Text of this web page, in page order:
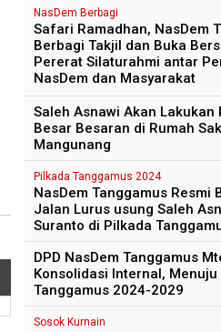
NasDem Berbagi
Safari Ramadhan, NasDem
Berbagi Takjil dan Buka
Pererat Silaturahmi antar
NasDem dan Masyarakat
Saleh Asnawi Akan Lakukan
Besar Besaran di Rumah
Mangunang
Pilkada Tanggamus 2024
NasDem Tanggamus Resmi
Jalan Lurus usung Saleh
Suranto di Pilkada
DPD NasDem Tanggamus
Konsolidasi Internal, Menuju
Tanggamus 2024-2029
Sosok Kurnain